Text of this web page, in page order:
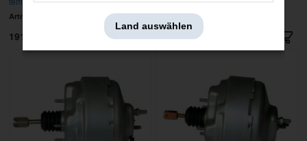
Artnr:
1919 kr
Artnr:6819772
Land auswählen